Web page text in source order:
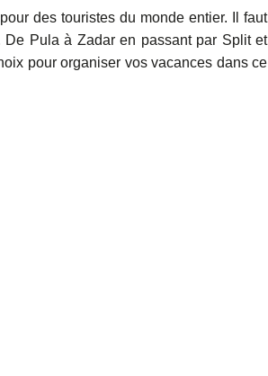
des touristes du monde entier. Il faut
De Pula à Zadar en passant par Split et
pour organiser vos vacances dans ce